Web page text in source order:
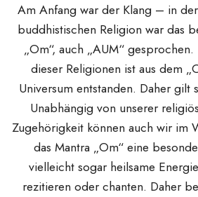
Am Anfang war der Klang – in
buddhistischen Religion war das
„Om“, auch „AUM“
dieser Religionen ist aus dem
Universum entstanden. Daher gilt
Unabhängig von unserer
Zugehörigkeit können auch wir im
das Mantra „Om“ eine
vielleicht sogar heilsame
rezitieren oder chanten. Daher